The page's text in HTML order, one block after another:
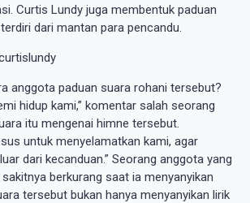
Curtis Lundy juga membentuk paduan
dari mantan para pencandu.
anggota paduan suara rohani tersebut?
hidup kami,” komentar salah seorang
itu mengenai himne tersebut.
untuk menyelamatkan kami, agar
dari kecanduan.” Seorang anggota yang
berkurang saat ia menyanyikan
tersebut bukan hanya menyanyikan lirik